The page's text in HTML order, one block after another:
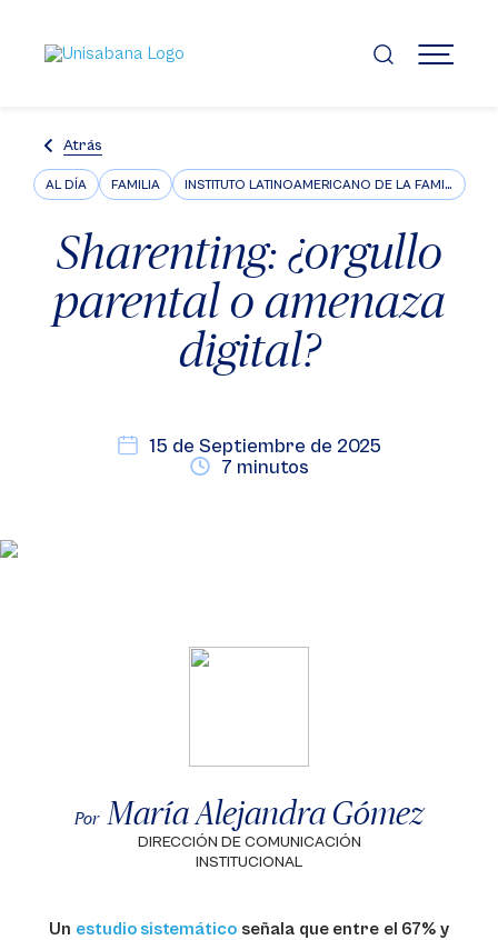
contenido
principal
MENÚ
Atrás
AL DÍA FAMILIA INSTITUTO LATINOAMERICANO DE LA FAMILIA ILFARUS
Sharenting: ¿orgullo
parental o amenaza
digital?
15 de Septiembre de 2025
7 minutos
Por María Alejandra Gómez
DIRECCIÓN DE COMUNICACIÓN
INSTITUCIONAL
Un estudio sistemático señala que entre el 67% y